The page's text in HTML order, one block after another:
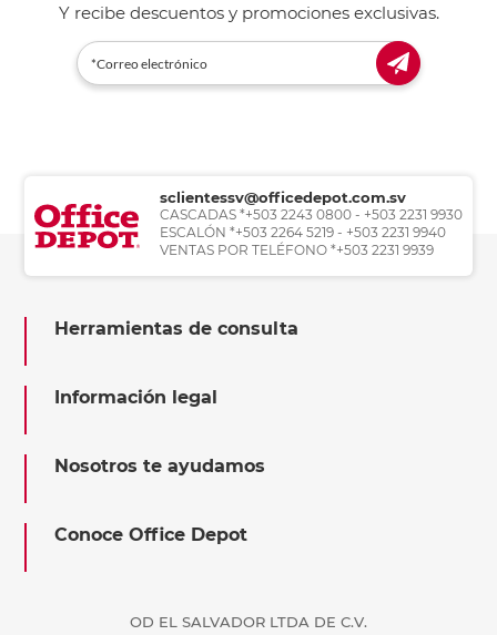
Y recibe descuentos y promociones exclusivas.
sclientessv@officedepot.com.sv
CASCADAS *+503 2243 0800 - +503 2231 9930
ESCALÓN *+503 2264 5219 - +503 2231 9940
VENTAS POR TELÉFONO *+503 2231 9939
Herramientas de consulta
Información legal
Nosotros te ayudamos
Conoce Office Depot
OD EL SALVADOR LTDA DE C.V.